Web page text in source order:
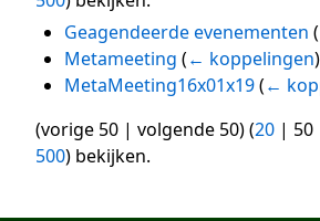
Geagendeerde evenementen (
Metameeting (← koppelingen)
MetaMeeting16x01x19 (←
(vorige 50 | volgende 50) (20 | 50
500) bekijken.